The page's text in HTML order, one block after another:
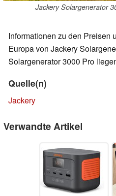
Jackery Solargenerator
Informationen zu den Preisen
Europa von Jackery
Solargenerator 3000 Pro
Quelle(n)
Jackery
Verwandte Artikel